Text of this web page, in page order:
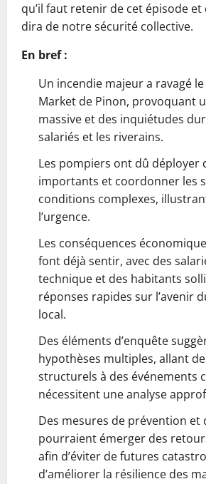
qu’il faut retenir de cet épisode et
dira de notre sécurité collective.
En bref :
Un incendie majeur a ravagé
Market de Pinon, provoquant
massive et des inquiétudes
salariés et les riverains.
Les pompiers ont dû déployer
importants et coordonner les
conditions complexes,
l’urgence.
Les conséquences
font déjà sentir, avec des
technique et des habitants
réponses rapides sur l’avenir
local.
Des éléments d’enquête
hypothèses multiples, allant
structurels à des événements
nécessitent une analyse
Des mesures de prévention et
pourraient émerger des
afin d’éviter de futures
d’améliorer la résilience des